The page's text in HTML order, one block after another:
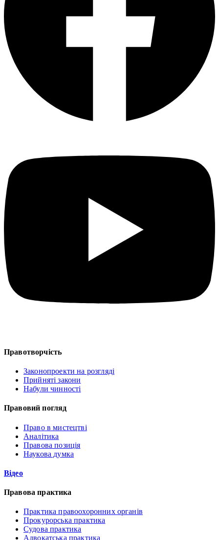
Правотворчість
Законопроекти на розгляді
Прийняті закони
Набули чинності
Правовий погляд
Право в мистецтві
Аналітика
Правова позиція
Наукова думка
Відео
Правова практика
Практика правоохоронних органів
Прокурорська практика
Судова практика
Адвокатська практика